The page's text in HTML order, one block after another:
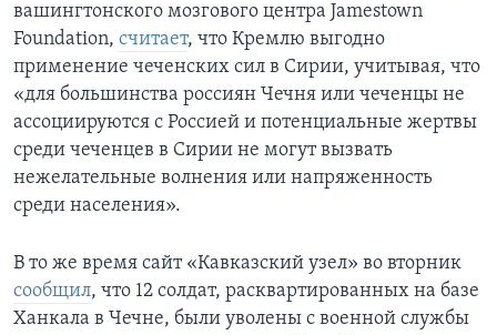
вашингтонского мозгового центра Jamestown
Foundation, считает, что Кремлю выгодно
применение чеченских сил в Сирии, учитывая, что
«для большинства россиян Чечня или чеченцы не
ассоциируются с Россией и потенциальные жертвы
среди чеченцев в Сирии не могут вызвать
нежелательные волнения или напряженность
среди населения».
В то же время сайт «Кавказский узел» во вторник
сообщил, что 12 солдат, расквартированных на базе
Ханкала в Чечне, были уволены с военной службы